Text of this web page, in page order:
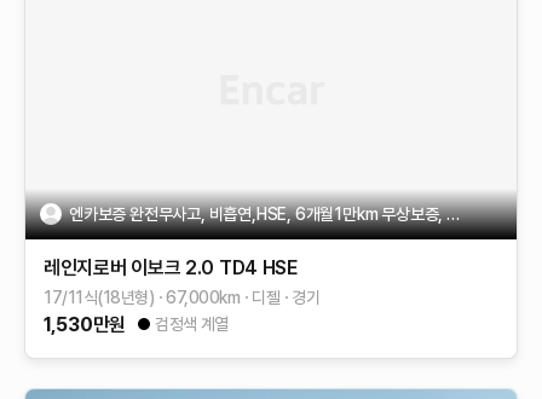
엔카보증 완전무사고, 비흡연,HSE, 6개월1만km 무상보증, 상태굳
레인지로버 이보크 2.0 TD4 HSE
17/11식(18년형) 67,000km 디젤 경기
1,530만원 검정색 계열